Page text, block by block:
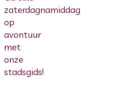
zaterdagnamiddag
op
avontuur
met
onze
stadsgids!